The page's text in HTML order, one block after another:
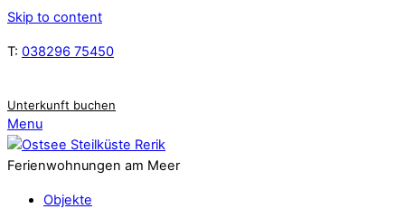
Skip to content
T: 038296 75450
Unterkunft buchen
Menu
Ferienwohnungen am Meer
Objekte